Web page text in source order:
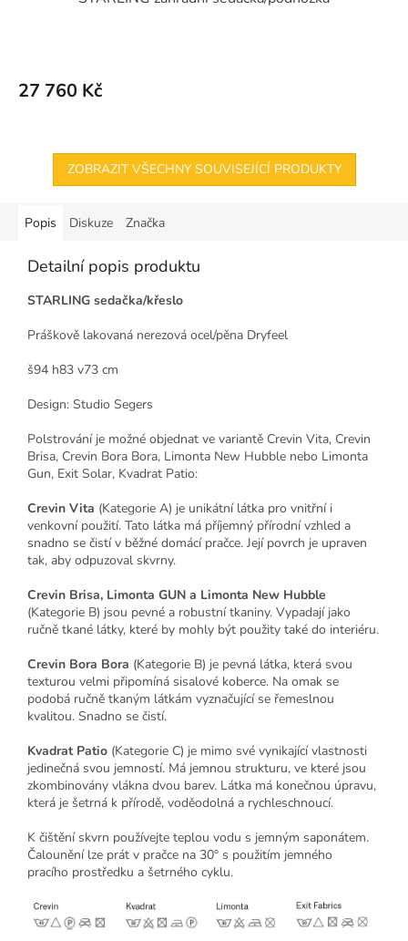
27 760 Kč
ZOBRAZIT VŠECHNY SOUVISEJÍCÍ PRODUKTY
Popis Diskuze Značka
Detailní popis produktu
STARLING sedačka/křeslo
Práškově lakovaná nerezová ocel/pěna Dryfeel
š94 h83 v73 cm
Design: Studio Segers
Polstrování je možné objednat ve variantě Crevin Vita, Crevin
Brisa, Crevin Bora Bora, Limonta New Hubble nebo Limonta
Gun, Exit Solar, Kvadrat Patio:
Crevin Vita (Kategorie A) je unikátní látka pro vnitřní i
venkovní použití. Tato látka má příjemný přírodní vzhled a
snadno se čistí v běžné domácí pračce. Její povrch je upraven
tak, aby odpuzoval skvrny.
Crevin Brisa, Limonta GUN a Limonta New Hubble
(Kategorie B) jsou pevné a robustní tkaniny. Vypadají jako
ručně tkané látky, které by mohly být použity také do interiéru.
Crevin Bora Bora (Kategorie B) je pevná látka, která svou
texturou velmi připomíná sisalové koberce. Na omak se
podobá ručně tkaným látkám vyznačující se řemeslnou
kvalitou. Snadno se čistí.
Kvadrat Patio (Kategorie C) je mimo své vynikající vlastnosti
jedinečná svou jemností. Má jemnou strukturu, ve které jsou
zkombinovány vlákna dvou barev. Látka má konečnou úpravu,
která je šetrná k přírodě, voděodolná a rychleschnoucí.
K čištění skvrn používejte teplou vodu s jemným saponátem.
Čalounění lze prát v pračce na 30° s použitím jemného
pracího prostředku a šetrného cyklu.